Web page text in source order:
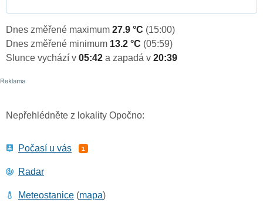
Dnes změřené maximum 27.9 °C (15:00)
Dnes změřené minimum 13.2 °C (05:59)
Slunce vychází v 05:42 a zapadá v 20:39
Nepřehlédněte z lokality Opočno:
Počasí u vás 1
Radar
Meteostanice (mapa)